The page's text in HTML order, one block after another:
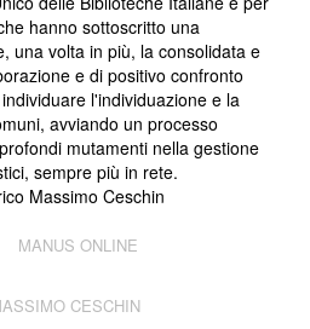
hanno sottoscritto una
una volta in più, la consolidata e
e di positivo confronto
l'individuazione e la
avviando un processo
mutamenti nella gestione
sempre più in rete.
Massimo Ceschin
MANUS ONLINE
CESCHIN